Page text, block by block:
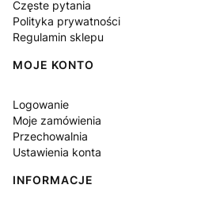
Częste pytania
Polityka prywatności
Regulamin sklepu
MOJE KONTO
Logowanie
Moje zamówienia
Przechowalnia
Ustawienia konta
INFORMACJE